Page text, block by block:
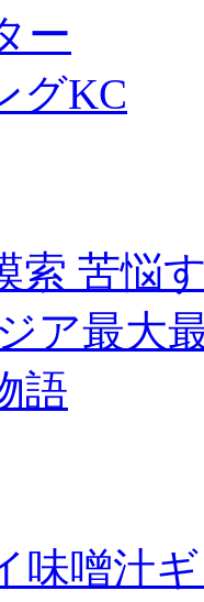
ー
グKC
索 苦悩
ア最大
語
味噌汁